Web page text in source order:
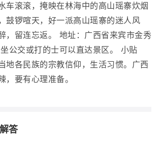
车滚滚，掩映在林海中的高山瑶寨炊烟
鼓锣喧天，好一派高山瑶寨的迷人风
，留连忘返。 地址：广西省来宾市金秀
公交或打的士可以直达景区。 小贴
地各民族的宗教信仰，生活习惯。广西
，要有心理准备。
答